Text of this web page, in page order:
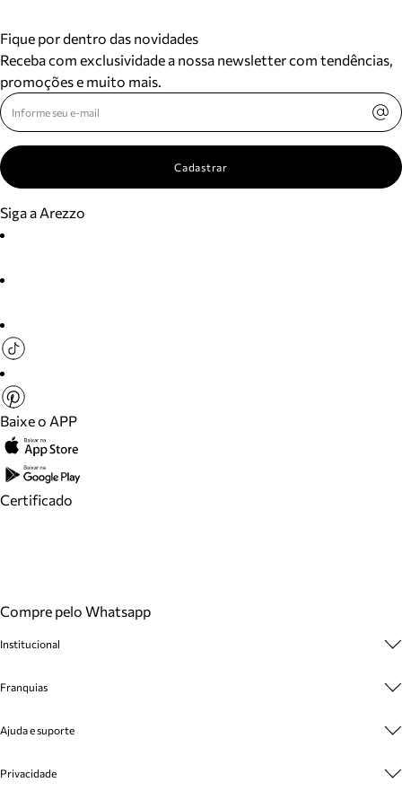
Fique por dentro das novidades
Receba com exclusividade a nossa newsletter com tendências,
promoções e muito mais.
Cadastrar
Siga a Arezzo
Baixe o APP
Certificado
Compre pelo Whatsapp
Institucional
Cashback
Venda Corporativa
Mapa do Site
Franquias
Plano de Negócio
Ajuda e suporte
Cadastro
Privacidade